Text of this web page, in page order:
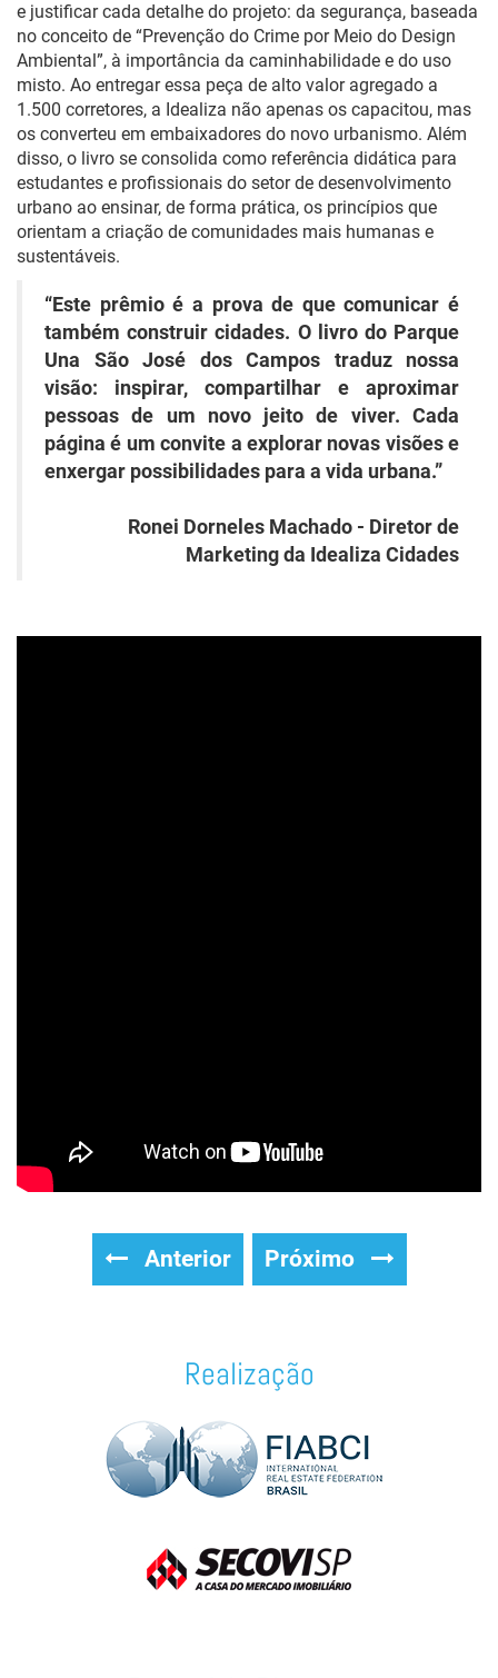
e justificar cada detalhe do projeto: da segurança, baseada
no conceito de “Prevenção do Crime por Meio do Design
Ambiental”, à importância da caminhabilidade e do uso
misto. Ao entregar essa peça de alto valor agregado a
1.500 corretores, a Idealiza não apenas os capacitou, mas
os converteu em embaixadores do novo urbanismo. Além
disso, o livro se consolida como referência didática para
estudantes e profissionais do setor de desenvolvimento
urbano ao ensinar, de forma prática, os princípios que
orientam a criação de comunidades mais humanas e
sustentáveis.
“Este prêmio é a prova de que comunicar é
também construir cidades. O livro do Parque
Una São José dos Campos traduz nossa
visão: inspirar, compartilhar e aproximar
pessoas de um novo jeito de viver. Cada
página é um convite a explorar novas visões e
enxergar possibilidades para a vida urbana.”
Ronei Dorneles Machado - Diretor de
Marketing da Idealiza Cidades
Anterior Próximo
Realização